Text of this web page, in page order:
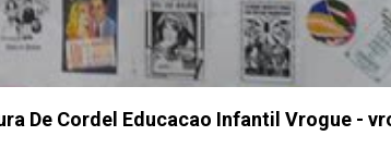
De Cordel Educacao Infantil Vrogue -